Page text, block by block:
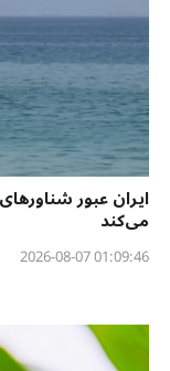
ایران عبور
می‌کند
01:09:46 2026-08-07